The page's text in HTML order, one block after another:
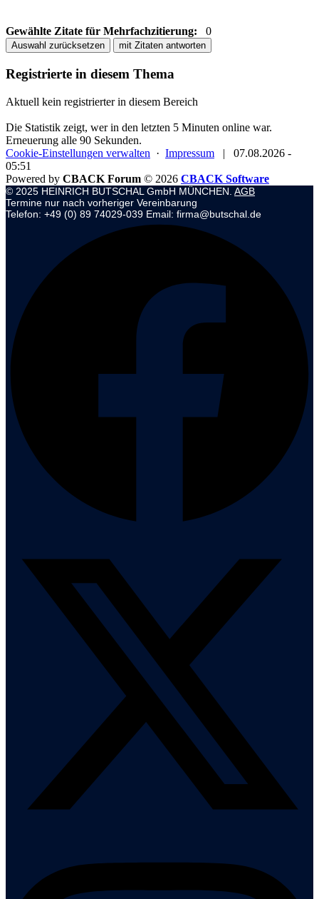
Gewählte Zitate für Mehrfachzitierung: 0
Auswahl zurücksetzen mit Zitaten antworten
Registrierte in diesem Thema
Aktuell kein registrierter in diesem Bereich
Die Statistik zeigt, wer in den letzten 5 Minuten online war.
Erneuerung alle 90 Sekunden.
Cookie-Einstellungen verwalten · Impressum |
07.08.2026 -
05:51
Powered by CBACK Forum © 2026 CBACK Software
© 2025 HEINRICH BUTSCHAL GmbH MÜNCHEN. AGB
Termine nur nach vorheriger Vereinbarung
Telefon: +49 (0) 89 74029-039 Email: firma@butschal.de